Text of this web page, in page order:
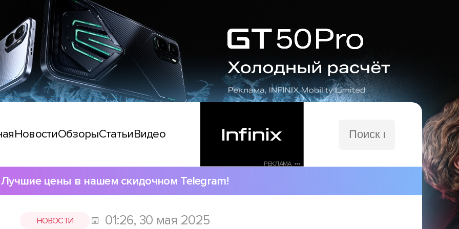
НовостиОбзорыСтатьиВидео
РЕКЛАМА •••
сайту
Лучшие цены в нашем скидочном Telegram!
НОВОСТИ 01:26, 30 мая 2025